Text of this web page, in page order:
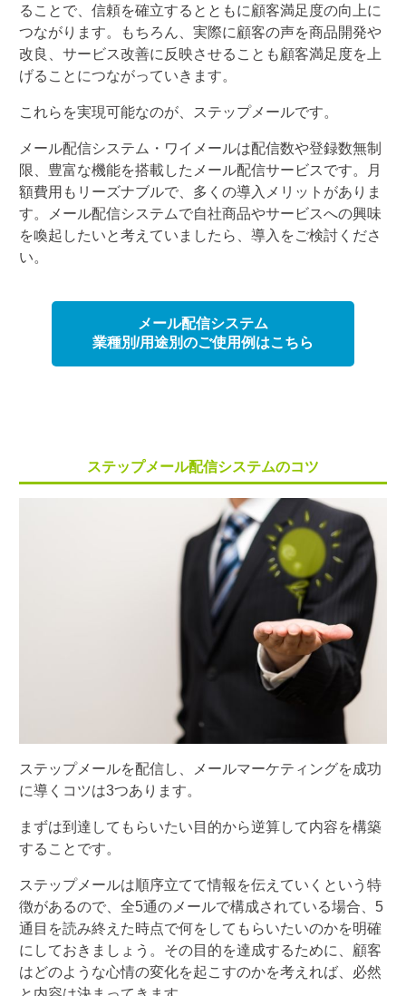
ることで、信頼を確立するとともに顧客満足度の向上に
つながります。もちろん、実際に顧客の声を商品開発や
改良、サービス改善に反映させることも顧客満足度を上
げることにつながっていきます。
これらを実現可能なのが、ステップメールです。
メール配信システム・ワイメールは配信数や登録数無制
限、豊富な機能を搭載したメール配信サービスです。月
額費用もリーズナブルで、多くの導入メリットがありま
す。メール配信システムで自社商品やサービスへの興味
を喚起したいと考えていましたら、導入をご検討くださ
い。
メール配信システム
業種別/用途別のご使用例はこちら
ステップメール配信システムのコツ
ステップメールを配信し、メールマーケティングを成功
に導くコツは3つあります。
まずは到達してもらいたい目的から逆算して内容を構築
することです。
ステップメールは順序立てて情報を伝えていくという特
徴があるので、全5通のメールで構成されている場合、5
通目を読み終えた時点で何をしてもらいたいのかを明確
にしておきましょう。その目的を達成するために、顧客
はどのような心情の変化を起こすのかを考えれば、必然